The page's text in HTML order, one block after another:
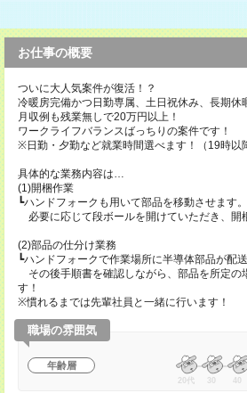
お仕事の概要
ついに大人気案件が復活！？
冷暖房完備かつ日勤専属、土日祝休み、長期休
月収例も残業無しで20万円以上！
ワークライフバランスばっちりの案件です！
※日勤・夕勤など就業時間選べます！（19時以
具体的な業務内容は…
(1)開梱作業
┗ハンドフォークも用いて部品を移動させます。
必要に応じて段ボールを開けていただき、開
(2)部品の仕分け業務
┗ハンドフォークで作業場所に半導体部品が配送
その後手順書を確認しながら、部品を所定の
す！
※慣れるまでは先輩社員と一緒に行います！
職場の雰囲気
年齢層
20代 30 40